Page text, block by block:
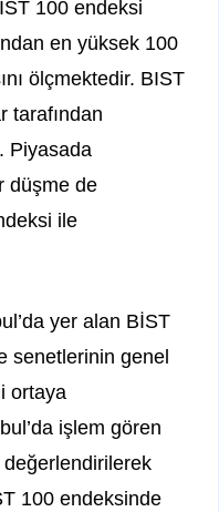
100 endeksi
en yüksek 100
ölçmektedir. BIST
tarafından
Piyasada
düşme de
ile
yer alan BİST
senetlerinin genel
ortaya
işlem gören
değerlendirilerek
100 endeksinde